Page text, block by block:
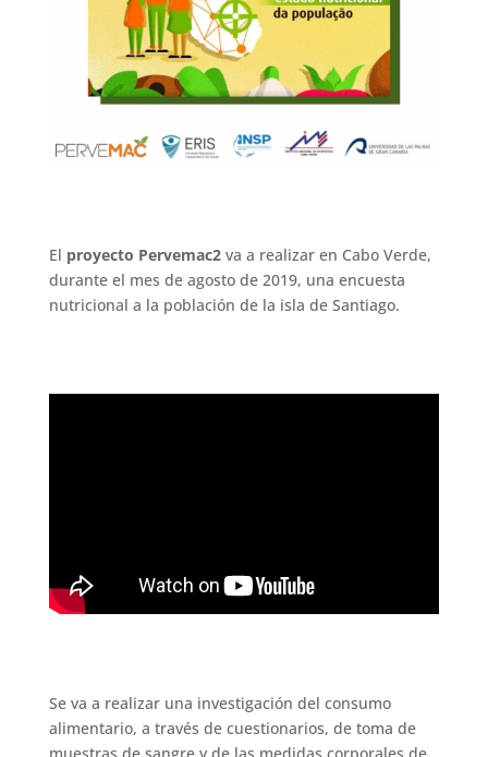
El proyecto Pervemac2va a realizar en Cabo Verde,
durante el mes de agosto de 2019, una encuesta
nutricional a la población de la isla de Santiago.
Se va a realizar una investigación del consumo
alimentario, a través de cuestionarios, de toma de